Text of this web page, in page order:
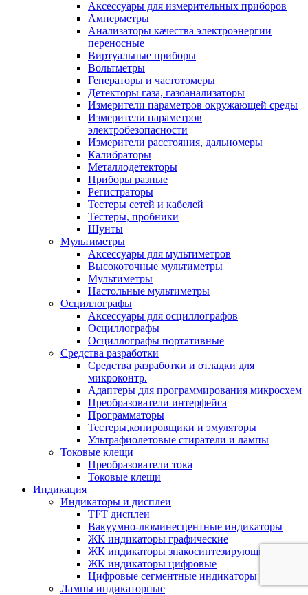
Аксессуары для измерительных приборов
Амперметры
Анализаторы качества электроэнергии
переносные
Виртуальные приборы
Вольтметры
Генераторы и частотомеры
Детекторы газа, газоанализаторы
Измерители параметров окружающей среды
Измерители параметров
электробезопасности
Измерители расстояния, дальномеры
Калибраторы
Металлодетекторы
Приборы разные
Регистраторы
Тестеры сетей и кабелей
Тестеры, пробники
Шунты
Мультиметры
Аксессуары для мультиметров
Высокоточные мультиметры
Мультиметры
Настольные мультиметры
Осциллографы
Аксессуары для осциллографов
Осциллографы
Осциллографы портативные
Средства разработки
Cредства разработки и отладки для
микроконтр.
Адаптеры для программирования микросхем
Преобразователи интерфейса
Программаторы
Тестеры,копировщики и эмуляторы
Ультрафиолетовые стиратели и лампы
Токовые клещи
Преобразователи тока
Токовые клещи
Индикация
Индикаторы и дисплеи
TFT дисплеи
Вакуумно-люминесцентные индикаторы
ЖК индикаторы графические
ЖК индикаторы знакосинтезирующие
ЖК индикаторы цифровые
Цифровые сегментные индикаторы
Лампы индикаторные